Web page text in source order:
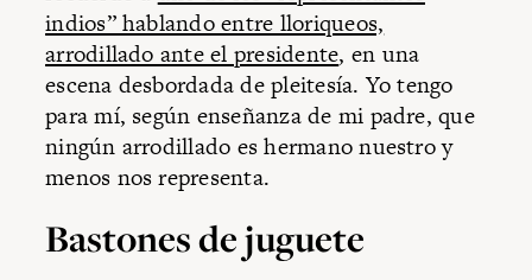
indios” hablando entre lloriqueos,
arrodillado ante el presidente, en una
escena desbordada de pleitesía. Yo tengo
para mí, según enseñanza de mi padre, que
ningún arrodillado es hermano nuestro y
menos nos representa.
Bastones de juguete